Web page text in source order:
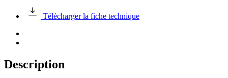
PIXEL
acier
mm
Télécharger la fiche technique
Description